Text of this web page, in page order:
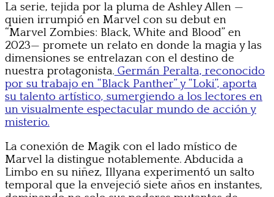
La serie, tejida por la pluma de Ashley Allen —
quien irrumpió en Marvel con su debut en
“Marvel Zombies: Black, White and Blood” en
2023— promete un relato en donde la magia y las
dimensiones se entrelazan con el destino de
nuestra protagonista. Germán Peralta, reconocido
por su trabajo en “Black Panther” y “Loki”, aporta
su talento artístico, sumergiendo a los lectores en
un visualmente espectacular mundo de acción y
misterio.
La conexión de Magik con el lado místico de
Marvel la distingue notablemente. Abducida a
Limbo en su niñez, Illyana experimentó un salto
temporal que la envejeció siete años en instantes,